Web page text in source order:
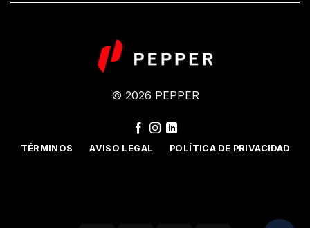
© 2026 PEPPER
TÉRMINOS AVISO LEGAL POLÍTICA DE PRIVACIDAD